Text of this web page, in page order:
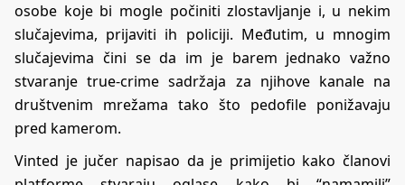
osobe koje bi mogle počiniti zlostavljanje i, u nekim
slučajevima, prijaviti ih policiji. Međutim, u mnogim
slučajevima čini se da im je barem jednako važno
stvaranje true-crime sadržaja za njihove kanale na
društvenim mrežama tako što pedofile ponižavaju
pred kamerom.
Vinted je jučer napisao da je primijetio kako članovi